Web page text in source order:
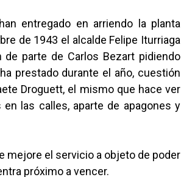
entregado en arriendo la planta
de 1943 el alcalde Felipe Iturriaga
parte de Carlos Bezart pidiendo
prestado durante el año, cuestión
Droguett, el mismo que hace ver
las calles, aparte de apagones y
mejore el servicio a objeto de poder
próximo a vencer.